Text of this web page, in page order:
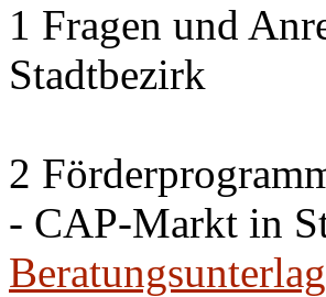
1 Fragen und
Stadtbezirk
2
- CAP-Markt in